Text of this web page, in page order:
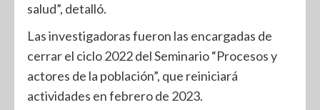
salud”, detalló.
Las investigadoras fueron las encargadas de
cerrar el ciclo 2022 del Seminario “Procesos y
actores de la población”, que reiniciará
actividades en febrero de 2023.